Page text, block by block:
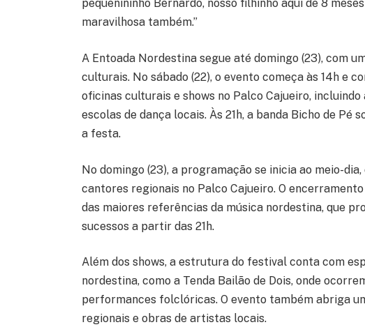
pequenininho Bernardo, nosso filhinho aqui de 8
maravilhosa também.”
A Entoada Nordestina segue até domingo (23), com
culturais. No sábado (22), o evento começa às 14h e
oficinas culturais e shows no Palco Cajueiro,
escolas de dança locais. Às 21h, a banda Bicho de
a festa.
No domingo (23), a programação se inicia ao meio-
cantores regionais no Palco Cajueiro. O
das maiores referências da música nordestina, que
sucessos a partir das 21h.
Além dos shows, a estrutura do festival conta com
nordestina, como a Tenda Bailão de Dois, onde
performances folclóricas. O evento também abriga
regionais e obras de artistas locais.